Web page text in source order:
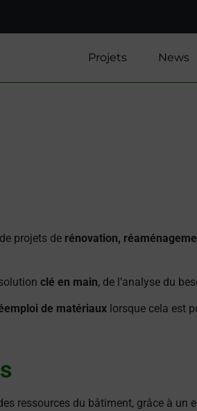
Projets News
projets de rénovation,
clé en main, de l’analyse du
de matériaux lorsque cela est
ressources du bâtiment, grâce à un